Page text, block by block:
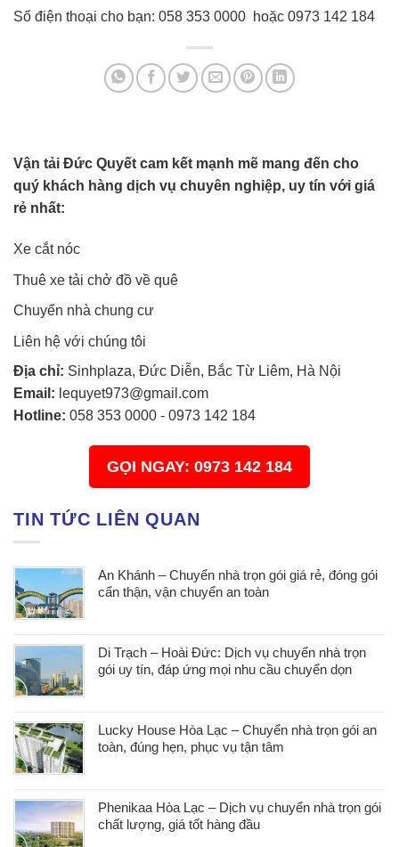
Số điện thoại cho bạn: 058 353 0000 hoặc 0973 142 184
Vận tải Đức Quyết cam kết mạnh mẽ mang đến cho
quý khách hàng dịch vụ chuyên nghiệp, uy tín với giá
rẻ nhất:
Xe cắt nóc
Thuê xe tải chở đồ về quê
Chuyển nhà chung cư
Liên hệ với chúng tôi
Địa chỉ: Sinhplaza, Đức Diễn, Bắc Từ Liêm, Hà Nội
Email: lequyet973@gmail.com
Hotline: 058 353 0000 - 0973 142 184
GỌI NGAY: 0973 142 184
TIN TỨC LIÊN QUAN
An Khánh – Chuyển nhà trọn gói giá rẻ, đóng gói
cẩn thận, vận chuyển an toàn
Di Trạch – Hoài Đức: Dịch vụ chuyển nhà trọn
gói uy tín, đáp ứng mọi nhu cầu chuyển dọn
Lucky House Hòa Lạc – Chuyển nhà trọn gói an
toàn, đúng hẹn, phục vụ tận tâm
Phenikaa Hòa Lạc – Dịch vụ chuyển nhà trọn gói
chất lượng, giá tốt hàng đầu